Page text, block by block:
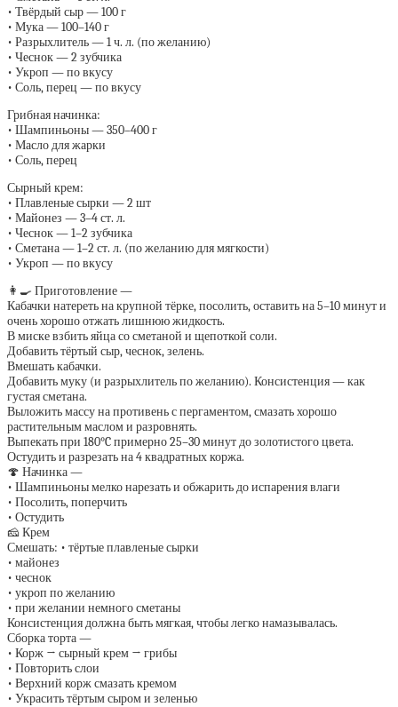
• Твёрдый сыр — 100 г
• Мука — 100–140 г
• Разрыхлитель — 1 ч. л. (по желанию)
• Чеснок — 2 зубчика
• Укроп — по вкусу
• Соль, перец — по вкусу
Грибная начинка:
• Шампиньоны — 350–400 г
• Масло для жарки
• Соль, перец
Сырный крем:
• Плавленые сырки — 2 шт
• Майонез — 3–4 ст. л.
• Чеснок — 1–2 зубчика
• Сметана — 1–2 ст. л. (по желанию для мягкости)
• Укроп — по вкусу
👩‍🍳 Приготовление —
Кабачки натереть на крупной тёрке, посолить, оставить на 5–10 минут и
очень хорошо отжать лишнюю жидкость.
В миске взбить яйца со сметаной и щепоткой соли.
Добавить тёртый сыр, чеснок, зелень.
Вмешать кабачки.
Добавить муку (и разрыхлитель по желанию). Консистенция — как
густая сметана.
Выложить массу на противень с пергаментом, смазать хорошо
растительным маслом и разровнять.
Выпекать при 180°C примерно 25–30 минут до золотистого цвета.
Остудить и разрезать на 4 квадратных коржа.
🍄 Начинка —
• Шампиньоны мелко нарезать и обжарить до испарения влаги
• Посолить, поперчить
• Остудить
🧀 Крем
Смешать: • тёртые плавленые сырки
• майонез
• чеснок
• укроп по желанию
• при желании немного сметаны
Консистенция должна быть мягкая, чтобы легко намазывалась.
Сборка торта —
• Корж → сырный крем → грибы
• Повторить слои
• Верхний корж смазать кремом
• Украсить тёртым сыром и зеленью